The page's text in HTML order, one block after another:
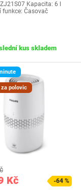
Kapacita: 6 l
funkce: Časovač
kus skladem
za polovic
Kč -64 %